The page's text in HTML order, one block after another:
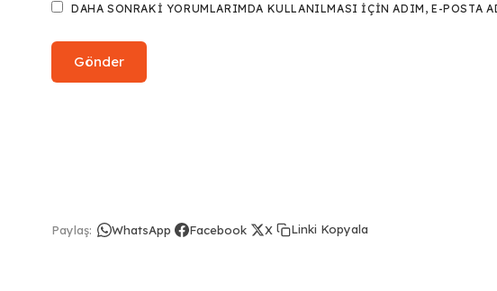
DAHA SONRAKI YORUMLARIMDA KULLANILMASI IÇIN ADIM, E-POSTA
Paylaş: WhatsApp Facebook X Linki Kopyala